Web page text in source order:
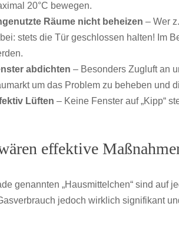
20°C bewegen.
Räume nicht beheizen – Wer
stets die Tür geschlossen halten! Im
abdichten – Besonders Zugluft an
um das Problem zu beheben und
Lüften – Keine Fenster auf „Kipp“
effektive
genannten „Hausmittelchen“ sind auf
jedoch wirklich signifikant